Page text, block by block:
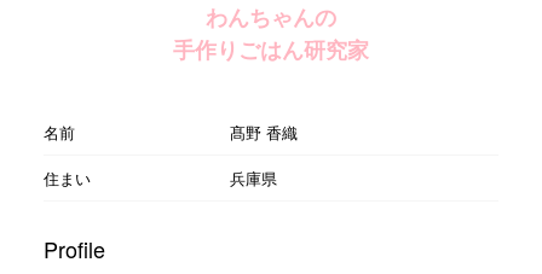
わんちゃんの
手作りごはん研究家
名前
髙野 香織
住まい
兵庫県
Profile